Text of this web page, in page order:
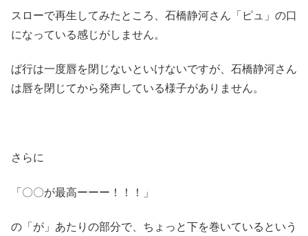
スローで再生してみたところ、石橋静河さん「ピュ」の口
になっている感じがしません。
ぱ行は一度唇を閉じないといけないですが、石橋静河さん
は唇を閉じてから発声している様子がありません。
さらに
「〇〇が最高ーーー！！！」
の「が」あたりの部分で、ちょっと下を巻いているという